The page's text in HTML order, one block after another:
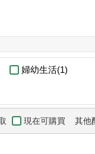
婦幼生活(1)
現在可購買 其他